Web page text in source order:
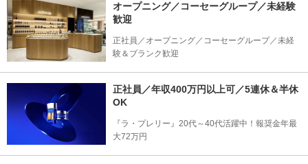
オープニング／コーセーグループ／未経験
歓迎
正社員／オープニング／コーセーグループ／未経
験＆ブランク歓迎
正社員／年収400万円以上可／5連休＆半休
OK
『ラ・プレリー』20代～40代活躍中！報奨金年最
大72万円